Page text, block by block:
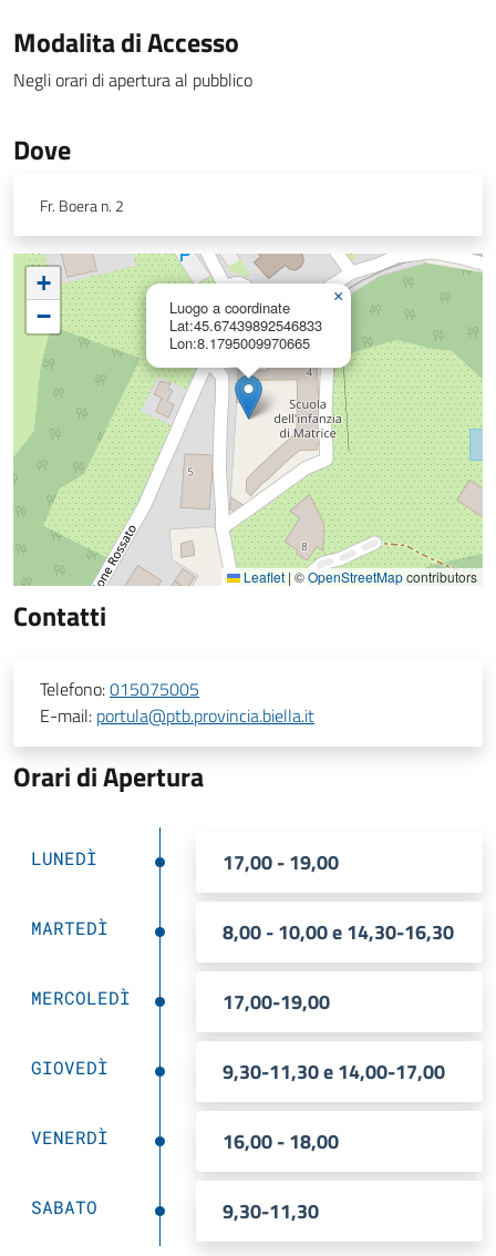
Modalita di Accesso
Negli orari di apertura al pubblico
Dove
Fr. Boera n. 2
Luogo a coordinate
Lat:45.67439892546833
Lon:8.1795009970665
×
+
−
Leaflet | ©OpenStreetMapcontributors
Contatti
Telefono:015075005
E-mail: portula@ptb.provincia.biella.it
Orari di Apertura
LUNEDÌ 17,00 - 19,00
MARTEDÌ 8,00 - 10,00 e 14,30-16,30
MERCOLEDÌ 17,00-19,00
GIOVEDÌ 9,30-11,30 e 14,00-17,00
VENERDÌ 16,00 - 18,00
SABATO 9,30-11,30